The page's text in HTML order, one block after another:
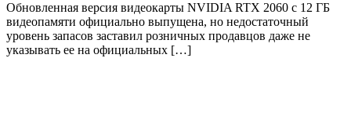
Обновленная версия видеокарты NVIDIA RTX 2060 с 12 ГБ
видеопамяти официально выпущена, но недостаточный
уровень запасов заставил розничных продавцов даже не
указывать ее на официальных […]